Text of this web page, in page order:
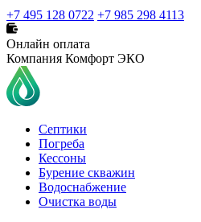
+7 495 128 0722 +7 985 298 4113
Онлайн оплата
Компания Комфорт ЭКО
Септики
Погреба
Кессоны
Бурение скважин
Водоснабжение
Очистка воды